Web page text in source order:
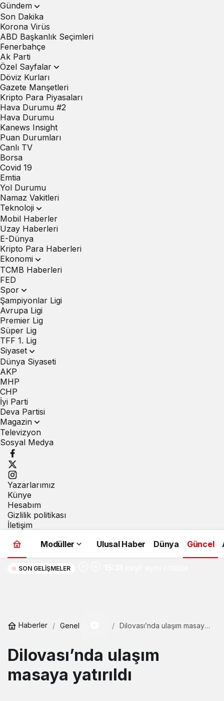
Gündem
Son Dakika
Korona Virüs
ABD Başkanlık Seçimleri
Fenerbahçe
Ak Parti
Özel Sayfalar
Döviz Kurları
Gazete Manşetleri
Kripto Para Piyasaları
Hava Durumu #2
Hava Durumu
Kanews Insight
Puan Durumları
Canlı TV
Borsa
Covid 19
Emtia
Yol Durumu
Namaz Vakitleri
Teknoloji
Mobil Haberler
Uzay Haberleri
E-Dünya
Kripto Para Haberleri
Ekonomi
TCMB Haberleri
FED
Spor
Şampiyonlar Ligi
Avrupa Ligi
Premier Lig
Süper Lig
TFF 1. Lig
Siyaset
Dünya Siyaseti
AKP
MHP
CHP
İyi Parti
Deva Partisi
Magazin
Televizyon
Sosyal Medya
Yazarlarımız
Künye
Hesabım
Gizlilik politikası
İletişim
Modüller
Ulusal Haber Dünya Güncel
SON GELIŞMELER
Macera, doğa ve
Haberler Genel
Dilovası’nda ulaşım masaya
Dilovası’nda ulaşım
masaya yatırıldı